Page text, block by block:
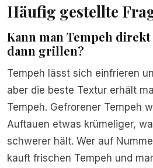
Häufig gestellte
Kann man Tempeh
dann grillen?
Tempeh lässt sich einfrieren
aber die beste Textur erhält
Tempeh. Gefrorener Tempeh
Auftauen etwas krümeliger,
schwerer hält. Wer auf
kauft frischen Tempeh und